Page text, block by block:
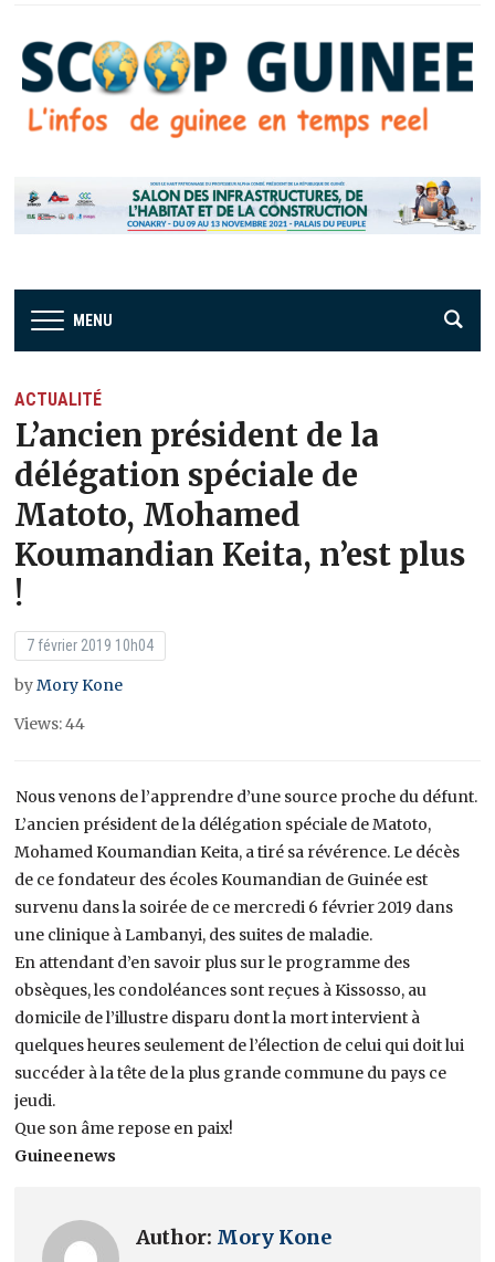
MENU
ACTUALITÉ
L’ancien président de la
délégation spéciale de
Matoto, Mohamed
Koumandian Keita, n’est plus
!
7 février 2019 10h04
byMory Kone
Views: 44
Nous venons de l’apprendre d’une source proche du défunt.
L’ancien président de la délégation spéciale de Matoto,
Mohamed Koumandian Keita, a tiré sa révérence. Le décès
de ce fondateur des écoles Koumandian de Guinée est
survenu dans la soirée de ce mercredi 6 février 2019 dans
une clinique à Lambanyi, des suites de maladie.
En attendant d’en savoir plus sur le programme des
obsèques, les condoléances sont reçues à Kissosso, au
domicile de l’illustre disparu dont la mort intervient à
quelques heures seulement de l’élection de celui qui doit lui
succéder à la tête de la plus grande commune du pays ce
jeudi.
Que son âme repose en paix!
Guineenews
Author: Mory Kone